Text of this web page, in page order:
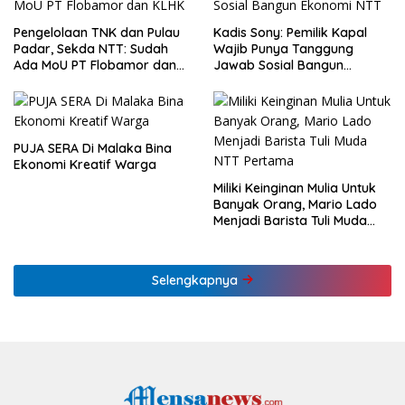
Pengelolaan TNK dan Pulau
Padar, Sekda NTT: Sudah
Ada MoU PT Flobamor dan
Kadis Sony: Pemilik Kapal
Wajib Punya Tanggung
Jawab Sosial Bangun
PUJA SERA Di Malaka Bina
Ekonomi Kreatif Warga
Miliki Keinginan Mulia Untuk
Banyak Orang, Mario Lado
Menjadi Barista Tuli Muda
Selengkapnya